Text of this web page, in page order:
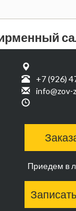
+7 (926)
info@zov-
Приедем в